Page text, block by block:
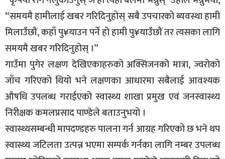
“समयमै हामीलाई खबर गरिदिनुहोस् सबै उपचारको ब्यवस्था हामी
मिलाउँछौं, कहाँ पु¥याउन पर्ने हो हामी पु¥याउँछौं तर त्यसका लागि
समयमै खबर गरिदिनुहोस् ।”
गाउँमा पुगेर लक्षण देखिएकाहरुको अक्सिजनको मात्रा, ज्वरोको
जाँच गरिएको थियो भने लक्षणका आधारमा सबैलाई आवश्यक
औषधि उपलब्ध गराईएको स्वास्थ्य शाखा प्रमुख एवं जनस्वास्थ्य
निरीक्षक कमलप्रसाद पाण्डेले बताउनुभयो ।
स्वास्थ्यसम्बन्धी मापदण्डहरु पालना गर्न आग्रह गरिएको छ भने थप
स्वास्थ्य जटिलता उत्पन्न भएमा सम्पर्क गर्नका लागि नम्बर उपलब्ध